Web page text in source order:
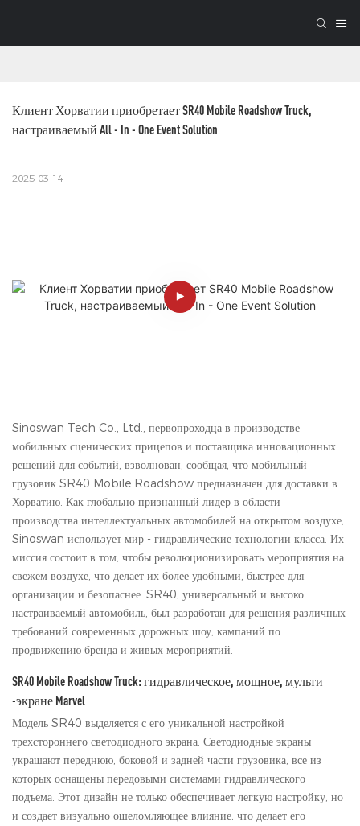
Клиент Хорватии приобретает SR40 Mobile Roadshow Truck,
настраиваемый All - In - One Event Solution
2025-03-14
Sinoswan Tech Co., Ltd., первопроходца в производстве
мобильных сценических прицепов и поставщика инновационных
решений для событий, взволнован, сообщая, что мобильный
грузовик SR40 Mobile Roadshow предназначен для доставки в
Хорватию. Как глобально признанный лидер в области
производства интеллектуальных автомобилей на открытом воздухе,
Sinoswan использует мир - гидравлические технологии класса. Их
миссия состоит в том, чтобы революционизировать мероприятия на
свежем воздухе, что делает их более удобными, быстрее для
организации и безопаснее. SR40, универсальный и высоко
настраиваемый автомобиль, был разработан для решения различных
требований современных дорожных шоу, кампаний по
продвижению бренда и живых мероприятий.
SR40 Mobile Roadshow Truck: гидравлическое, мощное, мульти
-экране Marvel
Модель SR40 выделяется с его уникальной настройкой
трехстороннего светодиодного экрана. Светодиодные экраны
украшают переднюю, боковой и задней части грузовика, все из
которых оснащены передовыми системами гидравлического
подъема. Этот дизайн не только обеспечивает легкую настройку, но
и создает визуально ошеломляющее влияние, что делает его